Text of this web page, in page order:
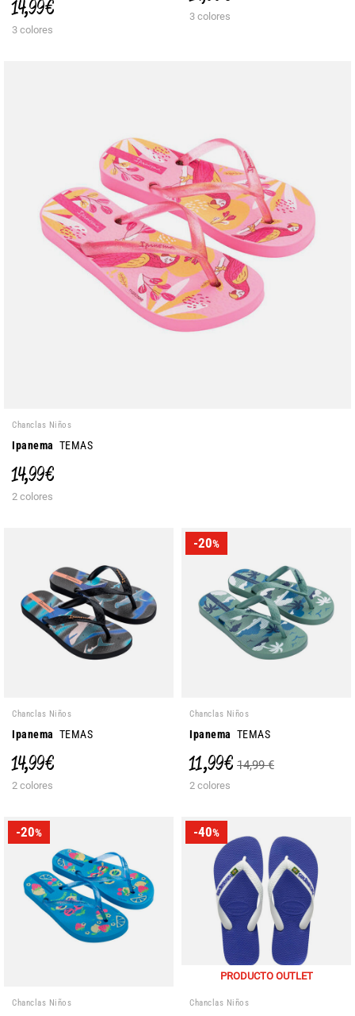
14,99 €
3 colores
3 colores
Chanclas Niños
Ipanema TEMAS
14,99 €
2 colores
Chanclas Niños
Ipanema TEMAS
14,99 €
2 colores
-20%
Chanclas Niños
Ipanema TEMAS
11,99 € 14,99 €
2 colores
-20%
Chanclas Niños
-40%
PRODUCTO OUTLET
Chanclas Niños